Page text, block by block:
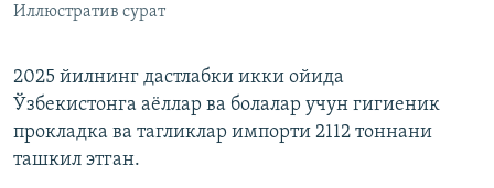
Иллюстратив сурат
2025 йилнинг дастлабки икки ойида
Ўзбекистонга аёллар ва болалар учун гигиеник
прокладка ва тагликлар импорти 2112 тоннани
ташкил этган.